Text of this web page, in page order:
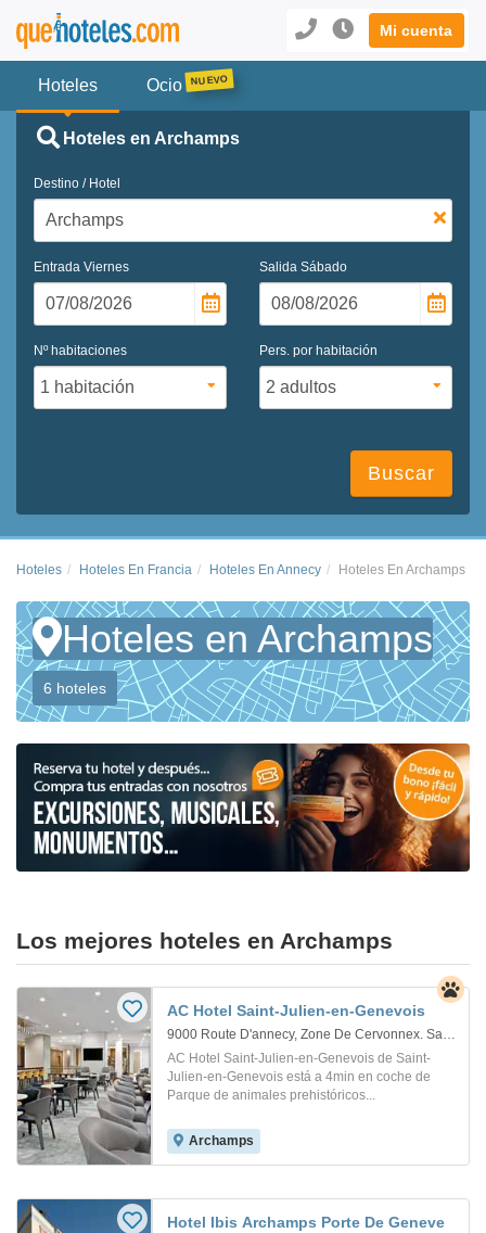
Mi cuenta
Hoteles Ocio
Hoteles en Archamps
Destino / Hotel
Entrada Viernes Salida Sábado
Nº habitaciones Pers. por habitación
Buscar
Hoteles Hoteles En Francia Hoteles En Annecy Hoteles En Archamps
Hoteles en Archamps
6 hoteles
Los mejores hoteles en Archamps
AC Hotel Saint-Julien-en-Genevois
9000 Route D'annecy, Zone De Cervonnex. Saint-Julien-En-Genevois
AC Hotel Saint-Julien-en-Genevois de Saint-
Julien-en-Genevois está a 4min en coche de
Parque de animales prehistóricos...
Archamps
Hotel Ibis Archamps Porte De Geneve